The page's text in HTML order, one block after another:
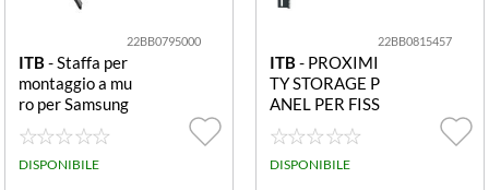
22BB0795000
ITB - Staffa per
montaggio a mu
ro per Samsung
Flip 55 ECO FLI
PBOARD 55 SA
MSUNG FLIP 5
DISPONIBILE
22BB0815457
ITB - PROXIMI
TY STORAGE P
ANEL PER FISS
AGGIO STORA
GE SU STAFFA
DISPONIBILE